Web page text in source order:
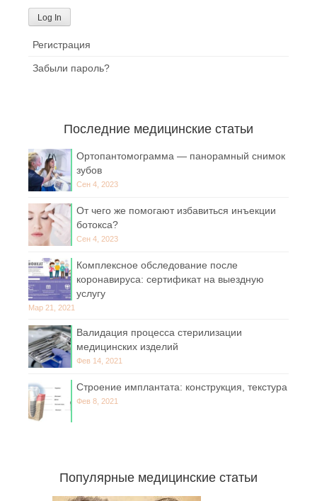
Регистрация
Забыли пароль?
Последние медицинские статьи
Ортопантомограмма — панорамный снимок
зубов
Сен 4, 2023
От чего же помогают избавиться инъекции
ботокса?
Сен 4, 2023
Комплексное обследование после
коронавируса: сертификат на выездную
услугу
Мар 21, 2021
Валидация процесса стерилизации
медицинских изделий
Фев 14, 2021
Строение имплантата: конструкция, текстура
Фев 8, 2021
Популярные медицинские статьи